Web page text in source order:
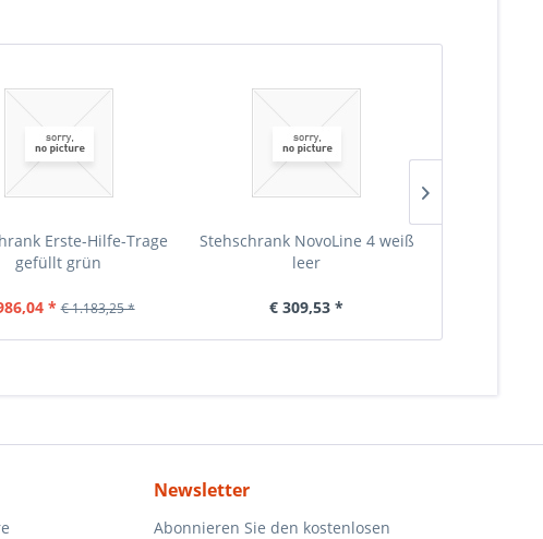
Erste-Hilfe-Trage
gefüllt grün
* € 1.183,25 *
Stehschrank NovoLine 4 weiß
leer
€ 309,53 *
Newsletter
Abonnieren Sie den kostenlosen